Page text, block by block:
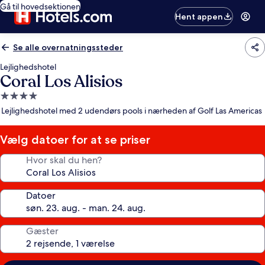
Gå til hovedsektionen
Hent appen
Se alle overnatningssteder
Lejlighedshotel
Coral Los Alisios
4.0-
stjernet
Lejlighedshotel med 2 udendørs pools i nærheden af Golf Las Americas
Vælg datoer for at se priser
Hvor skal du hen?
Datoer
Gæster